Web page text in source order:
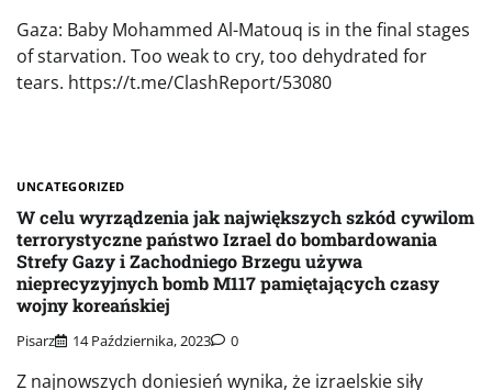
Gaza: Baby Mohammed Al-Matouq is in the final stages
of starvation. Too weak to cry, too dehydrated for
tears. https://t.me/ClashReport/53080
UNCATEGORIZED
W celu wyrządzenia jak największych szkód cywilom
terrorystyczne państwo Izrael do bombardowania
Strefy Gazy i Zachodniego Brzegu używa
nieprecyzyjnych bomb M117 pamiętających czasy
wojny koreańskiej
Pisarz 14 Października, 2023 0
Z najnowszych doniesień wynika, że izraelskie siły